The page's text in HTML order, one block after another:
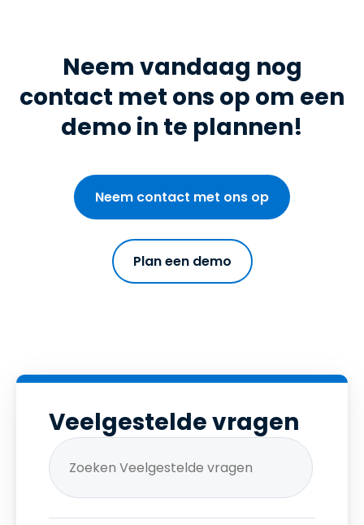
Neem vandaag nog
contact met ons op om een
demo in te plannen!
Neem contact met ons op
Plan een demo
Veelgestelde vragen